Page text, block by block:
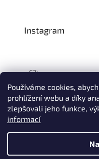
Používáme cookies,
prohlížení webu a díky
zlepšovali jeho funkce,
informací
Na přelomu července a srpna
dodávek zboží do našeho
Instagram
CZ:
© 1993–2026INTEA